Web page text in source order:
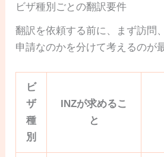
ビザ種別ごとの翻訳要件
翻訳を依頼する前に、まず訪問
申請なのかを分けて考えるのが
ビ
ザ
種
別
INZが求めるこ
と